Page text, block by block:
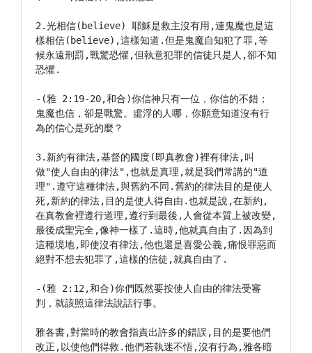
2.光相信(believe) 耶穌是救主沒有用,連鬼魔也是這
樣相信(believe),這樣知道.但是鬼魔自知犯了罪,等
候永遠刑罰,戰驚恐懼,但執意犯罪的信徒只是人,卻不知
恐懼.
-(雅 2:19-20,和合)你信神只有一位，你信的不錯；
鬼魔也信，卻是戰驚。虛浮的人哪，你願意知道沒有行
為的信心是死的麼？
3.新約有律法,基督的國度(即真教會)裡有律法,叫
做"使人自由的律法",也就是真理,就是我們常講的"道
理".遵守這種律法,與舊約不同.舊約的律法目的是使人
死,新約的律法,目的是使人得自由.也就是說,在新約,
在真教會裡遵行道理,遵行到最後,人會從本質上被改變,
最後成聖完全,像神一樣了.這時,他就真自由了.因為到
這種境地,即使沒有律法,他也還是喜愛公義,痛恨罪惡而
絕對不想去犯罪了,這樣的信徒,就真自由了.
-(雅 2:12,和合)你們既然要按使人自由的律法受審
判，就該照這律法說話行事。
雅各書,對當時的教會指責出許多的錯誤,目的是要他們
改正,以使他們得救.他們若執迷不悟,沒有行為,雅各暗